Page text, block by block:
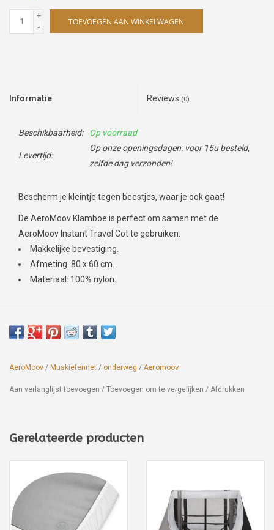
+
-
TOEVOEGEN AAN WINKELWAGEN
Informatie Reviews (0)
Beschikbaarheid: Op voorraad
Levertijd:
Op onze openingsdagen: voor 15u besteld,
zelfde dag verzonden!
Bescherm je kleintje tegen beestjes, waar je ook gaat!
De AeroMoov Klamboe is perfect om samen met de
AeroMoov Instant Travel Cot te gebruiken.
Makkelijke bevestiging.
Afmeting: 80 x 60 cm.
Materiaal: 100% nylon.
AeroMoov / Muskietennet / onderweg / Aeromoov
Aan verlanglijst toevoegen / Toevoegen om te vergelijken / Afdrukken
Gerelateerde producten